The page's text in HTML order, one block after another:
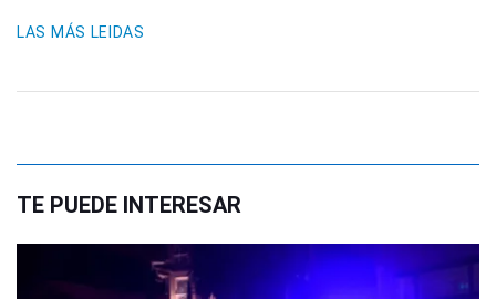
LAS MÁS LEIDAS
TE PUEDE INTERESAR